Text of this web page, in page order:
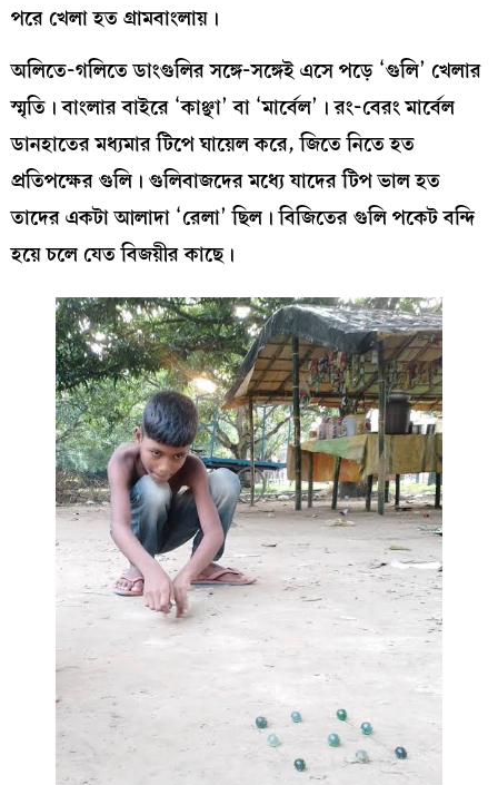
পরে খেলা হত গ্রামবাংলায়।
অলিতে-গলিতে ডাংগুলির সঙ্গে-সঙ্গেই এসে পড়ে ‘গুলি’ খেলার
স্মৃতি। বাংলার বাইরে ‘কাঞ্ছা’ বা ‘মার্বেল’। রং-বেরং মার্বেল
ডানহাতের মধ্যমার টিপে ঘায়েল করে, জিতে নিতে হত
প্রতিপক্ষের গুলি। গুলিবাজদের মধ্যে যাদের টিপ ভাল হত
তাদের একটা আলাদা ‘রেলা’ ছিল। বিজিতের গুলি পকেট বন্দি
হয়ে চলে যেত বিজয়ীর কাছে।